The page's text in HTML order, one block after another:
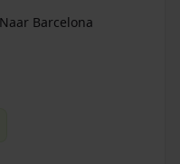
Barcelona